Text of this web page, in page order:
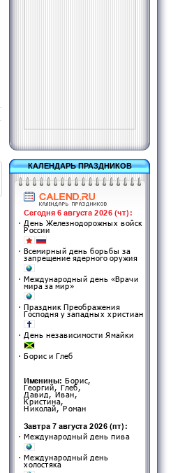
КАЛЕНДАРЬ ПРАЗДНИКОВ